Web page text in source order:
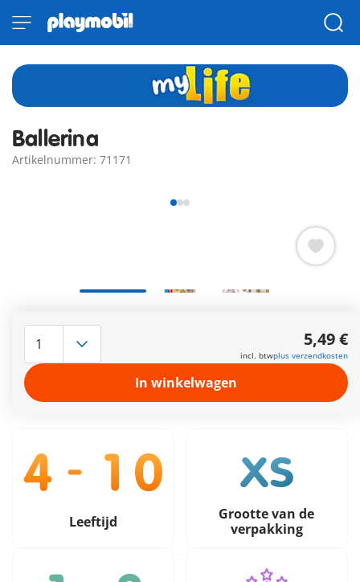
Ballerina
Artikelnummer: 71171
Gratis verzending vanaf €40
5,49 €
incl. btw
5,49 €
incl. btwplus verzendkosten
In winkelwagen
Leeftijd
Grootte van de
verpakking